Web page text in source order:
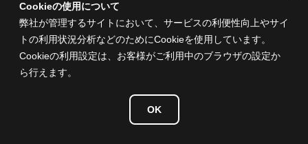
Cookieの使用について
弊社が管理するサイトにおいて、サービスの利便性向上やサイ
トの利用状況分析などのためにCookieを使用しています。
Cookieの利用設定は、お客様がご利用中のブラウザの設定か
ら行えます。
OK